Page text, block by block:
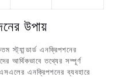
উপায়
স্ট্যান্ডার্ড এনক্রিপশনের
আর্থিকভাবে তথ্যের সম্পূর্ণ
এনক্রিপশনের ব্যবহারে